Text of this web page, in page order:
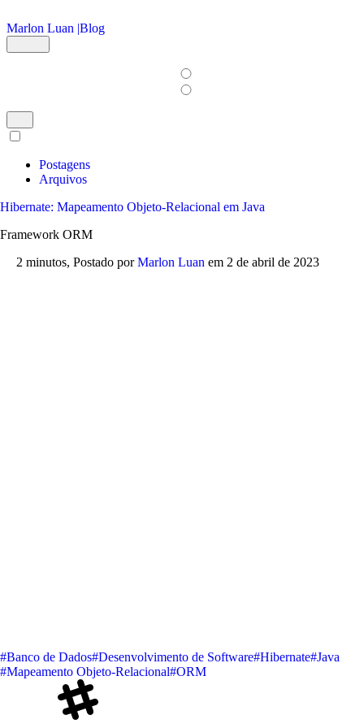
Marlon Luan |Blog
Postagens
Arquivos
Hibernate: Mapeamento Objeto-Relacional em Java
Framework ORM
2 minutos, Postado porMarlon Luan em 2 de abril de 2023
#Banco de Dados#Desenvolvimento de Software#Hibernate#Java
#Mapeamento Objeto-Relacional#ORM